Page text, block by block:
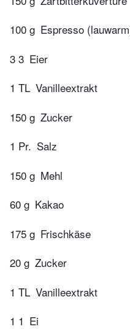
100 g Espresso
3 3 Eier
1 TL Vanilleextrakt
150 g Zucker
1 Pr. Salz
150 g Mehl
60 g Kakao
175 g Frischkäse
20 g Zucker
1 TL Vanilleextrakt
1 1 Ei